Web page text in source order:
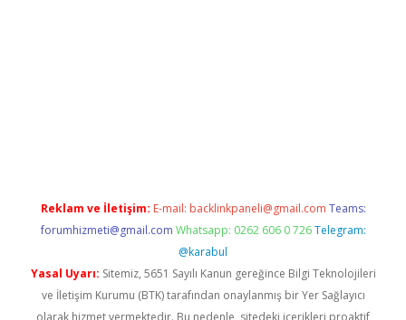
Reklam ve İletişim: E-mail: backlinkpaneli@gmail.com Teams:
forumhizmeti@gmail.com Whatsapp: 0262 606 0 726 Telegram:
@karabul
Yasal Uyarı: Sitemiz, 5651 Sayılı Kanun gereğince Bilgi Teknolojileri
ve İletişim Kurumu (BTK) tarafından onaylanmış bir Yer Sağlayıcı
olarak hizmet vermektedir. Bu nedenle, sitedeki içerikleri proaktif